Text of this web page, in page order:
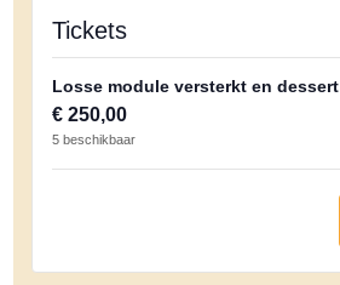
Tickets
Losse module versterkt en dessert
€ 250,00
5beschikbaar